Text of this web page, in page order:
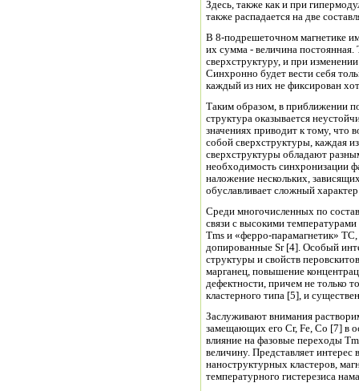
Здесь, также как и при
также распадается на две
В 8-подрешеточном магнетике
их сумма - величина постоянная.
сверхструктуру, и при
Синхронно будет вести себя
каждый из них не фиксирован
Таким образом, в приближении
структура оказывается
значениях приводит к тому, что возникают две слабо взаимодействующие между
собой сверхструктуры, каждая
сверхструктуры обладают
необходимость синхронизации
наложение нескольких,
обуславливает сложный
Среди многочисленных по
связи с высокими
Tms и «ферро-парамагнетик»
допированные Sr [4]. Особый интерес представляют исследования дефектности
структуры и свойств
марганец, повышение
дефектности, причем не только
кластерного типа [5], и
Заслуживают внимания
замещающих его Cr, Fe, Co [7] в
влияние на фазовые переходы
величину. Представляет
наноструктурных кластеров,
температурного гистерезиса